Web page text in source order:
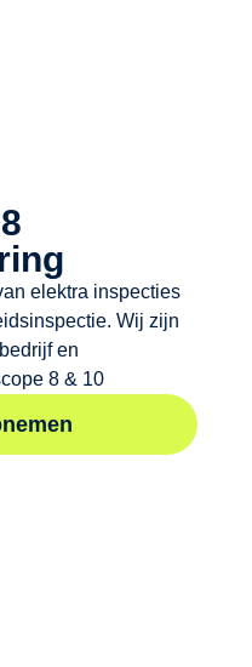
elektra inspecties
Wij zijn
en
8 & 10